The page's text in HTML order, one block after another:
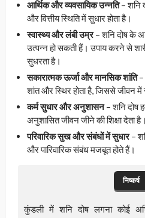
आर्थिक और व्यवसायिक उन्नति– शनि
और वित्तीय स्थिति में सुधार होता है।
स्वास्थ्य और लंबी उम्र– शनि दोष के
उत्पन्न हो सकती हैं। उपाय करने से
सुधरता है।
सकारात्मक ऊर्जा और मानसिक शांति–
शांत और स्थिर होता है, जिससे जीवन
कर्म सुधार और अनुशासन– शनि दोष
अनुशासित जीवन जीने की शिक्षा देता है।
परिवारिक सुख और संबंधों में सुधार–
और पारिवारिक संबंध मजबूत होते हैं।
निष्कर्ष
कुंडली में शनि दोष लगना कोई